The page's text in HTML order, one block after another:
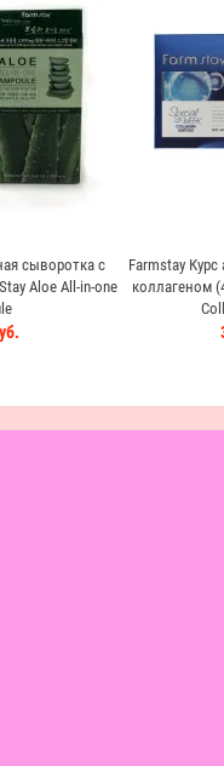
сыворотка с
Aloe All-in-one
Farmstay
коллагеном